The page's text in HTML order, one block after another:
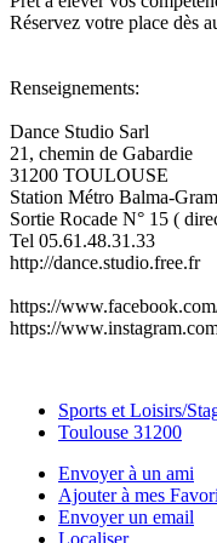
Réservez votre place dès
Renseignements:
Dance Studio Sarl
21, chemin de Gabardie
31200 TOULOUSE
Station Métro Balma-
Sortie Rocade N° 15 (
Tel 05.61.48.31.33
http://dance.studio.free.fr
https://
https://
Sports et Loisirs/
Toulouse 31200
Envoyer à un ami
Ajouter à mes
Envoyer un email